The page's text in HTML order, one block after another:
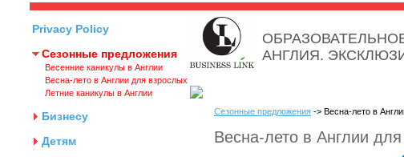
Privacy Policy
Сезонные предложения
Весенние каникулы в Англии
Весна-лето в Англии для взрослых
Летние каникулы в Англии
Бизнесу
Детям
АНГЛИЯ.
Сезонные предложения -> Весна-лето в
Весна-лето в Англии